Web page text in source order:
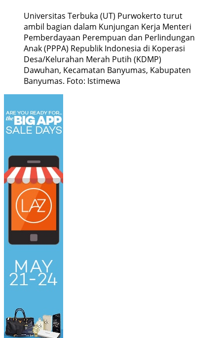
Universitas Terbuka (UT) Purwokerto turut
ambil bagian dalam Kunjungan Kerja Menteri
Pemberdayaan Perempuan dan Perlindungan
Anak (PPPA) Republik Indonesia di Koperasi
Desa/Kelurahan Merah Putih (KDMP)
Dawuhan, Kecamatan Banyumas, Kabupaten
Banyumas. Foto: Istimewa